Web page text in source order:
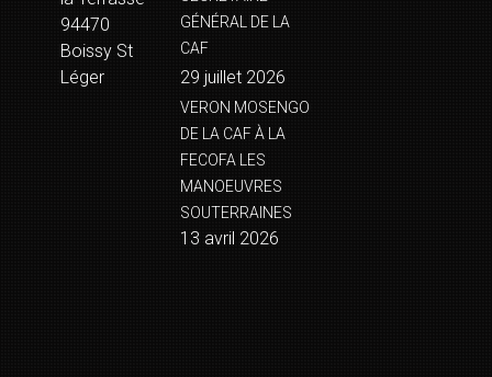
94470
Boissy St
Léger
GÉNÉRAL DE LA
CAF
29 juillet 2026
VERON MOSENGO
DE LA CAF À LA
FECOFA LES
MANOEUVRES
SOUTERRAINES
13 avril 2026